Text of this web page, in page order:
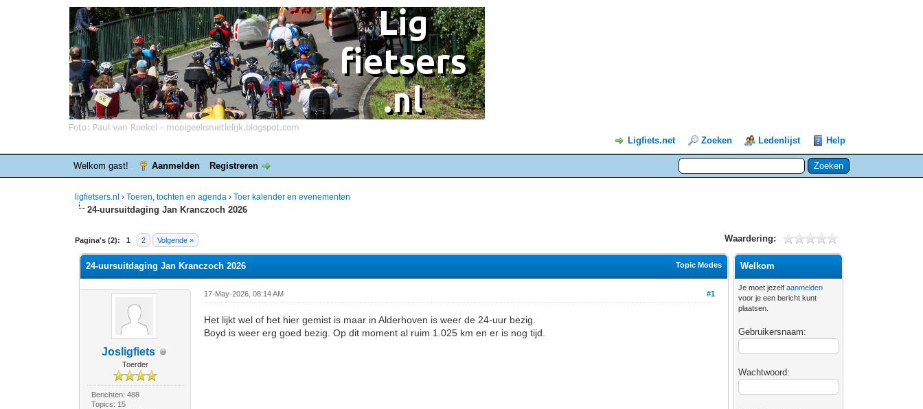
Ligfiets.net Zoeken Ledenlijst Help
Welkom gast! Aanmelden Registreren
ligfietsers.nl ›Toeren, tochten en agenda ›Toer kalender en evenementen
24-uursuitdaging Jan Kranczoch 2026
Pagina's (2): 1 2 Volgende » Waardering:
0 stemmen - gemiddelde waardering is 0
1
2
3
4
5
Topic Modes
24-uursuitdaging Jan Kranczoch 2026
Josligfiets
Toerder
Berichten: 488
Topics: 15
#1
17-May-2026, 08:14 AM
Het lijkt wel of het hier gemist is maar in Alderhoven is weer de 24-uur bezig.
Boyd is weer erg goed bezig. Op dit moment al ruim 1.025 km en er is nog tijd.
Welkom
Je moet jezelfaanmelden
voor je een bericht kunt
plaatsen.
Gebruikersnaam:
Wachtwoord: